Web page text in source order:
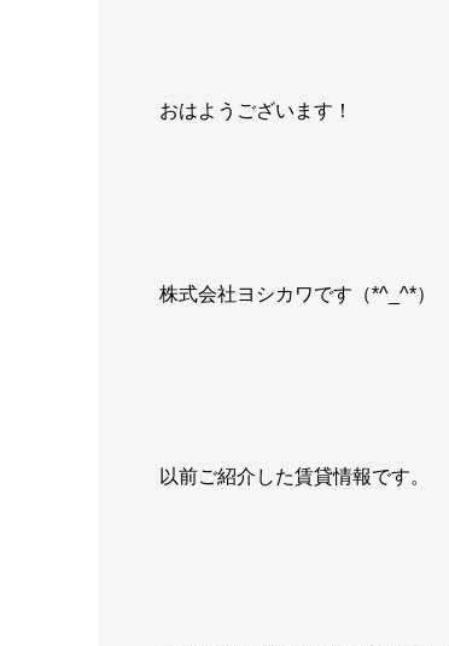
おはようございます！
株式会社ヨシカワです（*^_^*）
以前ご紹介した賃貸情報です。